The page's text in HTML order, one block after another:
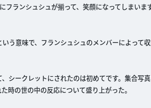
ランシュシュが揃って、笑顔になってしまいま
う意味で、フランシュシュのメンバーによって
シークレットにされたのは初めてです。集合写
時の世の中の反応について盛り上がった。